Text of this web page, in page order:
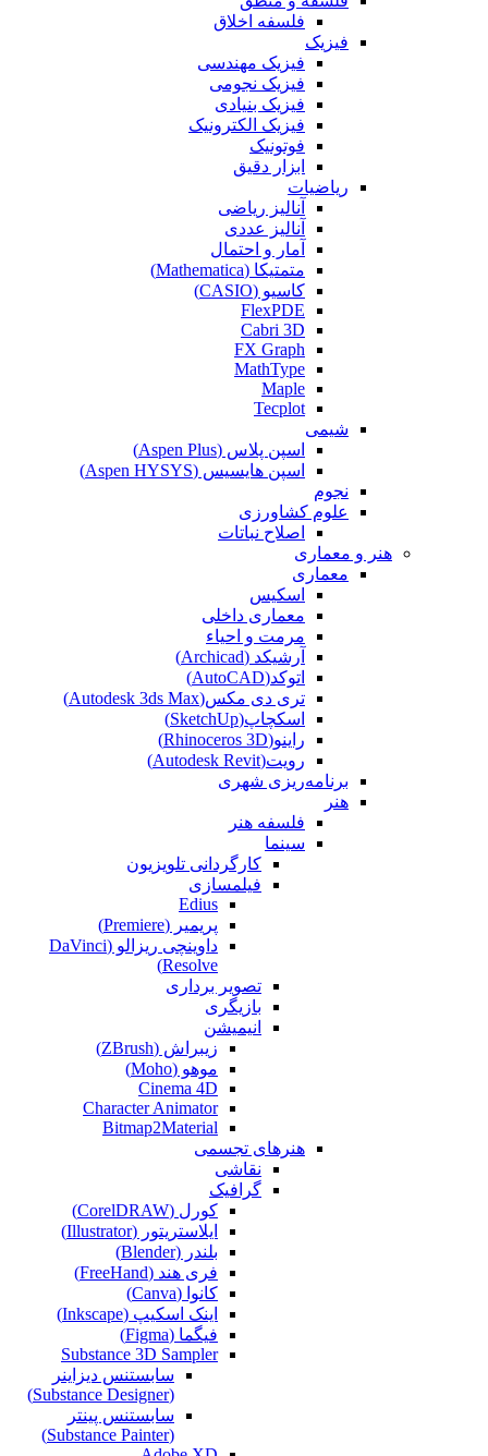
فلسفه اخلاق
فیزیک
فیزیک مهندسی
فیزیک نجومی
فیزیک بنیادی
فیزیک الکترونیک
فوتونیک
ابزار دقیق
ریاضیات
آنالیز ریاضی
آنالیز عددی
آمار و احتمال
متمتیکا (Mathematica)
کاسیو (CASIO)
FlexPDE
Cabri 3D
FX Graph
MathType
Maple
Tecplot
شیمی
اسپن پلاس (Aspen Plus)
اسپن هایسیس (Aspen HYSYS)
نجوم
علوم کشاورزی
اصلاح نباتات
هنر و معماری
معماری
اسکیس
معماری داخلی
مرمت و احیاء
آرشیکد (Archicad)
اتوکد(AutoCAD)
تری دی مکس(Autodesk 3ds Max)
اسکچاپ(SketchUp)
راینو(Rhinoceros 3D)
رویت(Autodesk Revit)
برنامه‌ریزی شهری
هنر
فلسفه هنر
سینما
کارگردانی تلویزیون
فیلمسازی
Edius
پریمیر (Premiere)
داوینچی ریزالو (DaVinci
Resolve)
تصویر برداری
بازیگری
انیمیشن
زیبراش (ZBrush)
موهو (Moho)
Cinema 4D
Character Animator
Bitmap2Material
هنرهای تجسمی
نقاشی‌
گرافیک
کورل (CorelDRAW)
ایلاستریتور (Illustrator)
بلندر (Blender)
فری هند (FreeHand)
کانوا (Canva)
اینک اسکیپ (Inkscape)
فیگما (Figma‎)
Substance 3D Sampler
سابستنس دیزاینر
(Substance Designer)
سابستنس پینتر
(Substance Painter)